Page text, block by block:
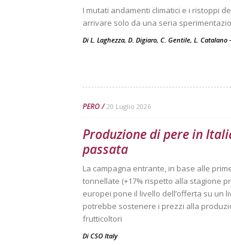
I mutati andamenti climatici e i ristoppi
arrivare solo da una seria
Di L. Laghezza, D. Digiaro, C. Gentile, L. Catalano
PERO 20 Luglio 2026
Produzione di pere in
passata
La campagna entrante, in base alle
tonnellate (+17% rispetto alla stagione
europei pone il livello dell’offerta su un
potrebbe sostenere i prezzi alla
frutticoltori
Di CSO Italy